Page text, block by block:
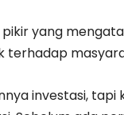
yang
terhadap
investasi,